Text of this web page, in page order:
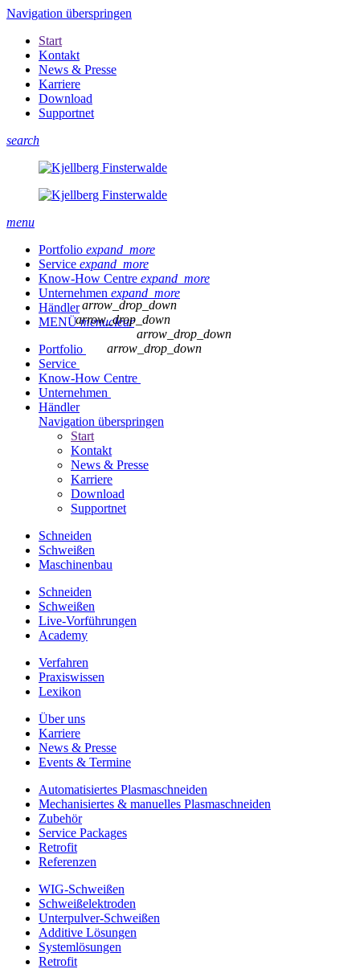
Navigation überspringen
Start
Kontakt
News & Presse
Karriere
Download
Supportnet
search
menu
Portfolio expand_more
Service expand_more
Know-How Centre expand_more
Unternehmen expand_more
Händler
MENÜmenuclear
Portfolio
arrow_drop_down
Service
arrow_drop_down
Know-How Centre
arrow_drop_down
Unternehmen
arrow_drop_down
Händler
Navigation überspringen
Start
Kontakt
News & Presse
Karriere
Download
Supportnet
Schneiden
Schweißen
Maschinenbau
Schneiden
Schweißen
Live-Vorführungen
Academy
Verfahren
Praxiswissen
Lexikon
Über uns
Karriere
News & Presse
Events & Termine
Automatisiertes Plasmaschneiden
Mechanisiertes & manuelles Plasmaschneiden
Zubehör
Service Packages
Retrofit
Referenzen
WIG-Schweißen
Schweißelektroden
Unterpulver-Schweißen
Additive Lösungen
Systemlösungen
Retrofit